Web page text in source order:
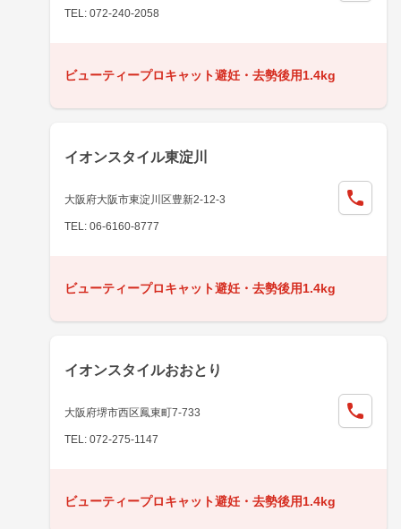
TEL: 072-240-2058
ビューティープロキャット避妊・去勢後用1.4kg
イオンスタイル東淀川
大阪府大阪市東淀川区豊新2-12-3
TEL: 06-6160-8777
ビューティープロキャット避妊・去勢後用1.4kg
イオンスタイルおおとり
大阪府堺市西区鳳東町7-733
TEL: 072-275-1147
ビューティープロキャット避妊・去勢後用1.4kg